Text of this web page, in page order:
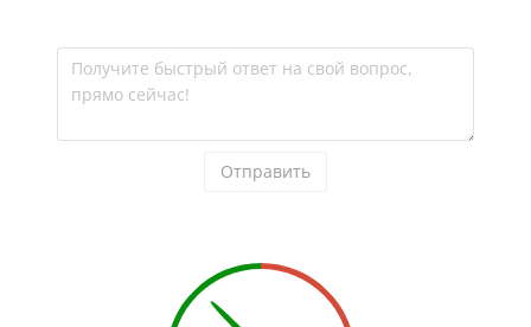
Получите быстрый ответ на свой вопрос,
прямо сейчас!
Отправить